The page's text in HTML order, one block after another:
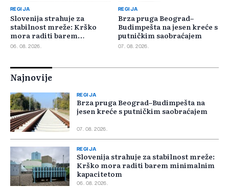
REGIJA
Slovenija strahuje za
stabilnost mreže: Krško
mora raditi barem
minimalnim kapacitetom
06. 08. 2026.
REGIJA
Brza pruga Beograd–
Budimpešta na jesen kreće s
putničkim saobraćajem
07. 08. 2026.
Najnovije
REGIJA
Brza pruga Beograd–Budimpešta na
jesen kreće s putničkim saobraćajem
07. 08. 2026.
REGIJA
Slovenija strahuje za stabilnost mreže:
Krško mora raditi barem minimalnim
kapacitetom
06. 08. 2026.